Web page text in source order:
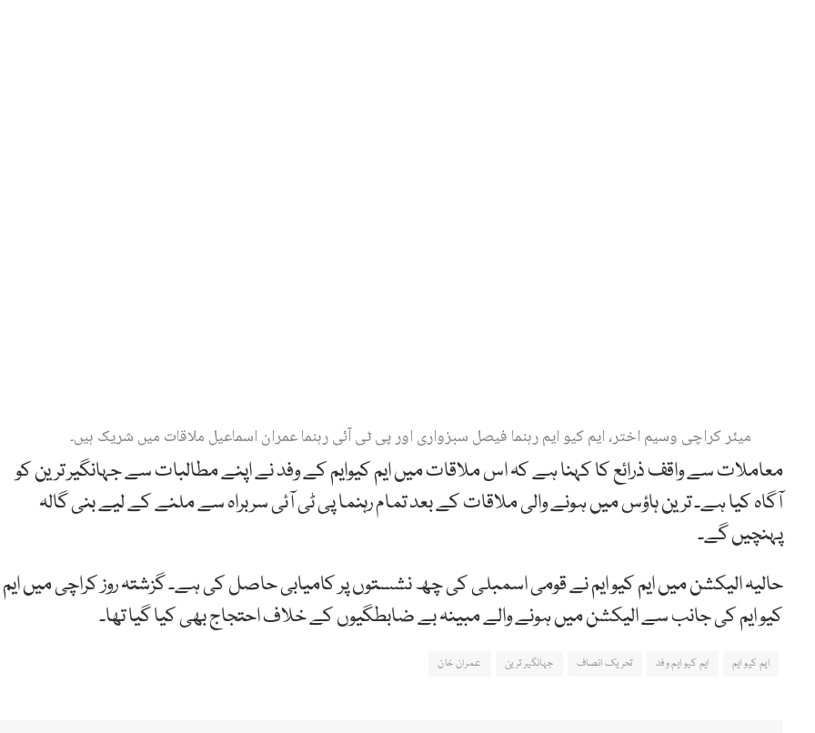
میئر کراچی وسیم اختر، ایم کیو ایم رہنما فیصل سبزواری اور پی ٹی آئی رہنما عمران اسماعیل ملاقات میں شریک ہیں۔
معاملات سے واقف ذرائع کا کہنا ہے کہ اس ملاقات میں ایم کیوایم کے وفد نے اپنے مطالبات سے جہانگیر ترین کو
آگاہ کیا ہے۔ ترین ہاؤس میں ہونے والی ملاقات کے بعد تمام رہنما پی ٹی آئی سربراہ سے ملنے کے لیے بنی گالہ
پہنچیں گے۔
حالیہ الیکشن میں ایم کیو ایم نے قومی اسمبلی کی چھ نشستوں پر کامیابی حاصل کی ہے۔ گزشتہ روز کراچی میں ایم
کیو ایم کی جانب سے الیکشن میں ہونے والے مبینہ بے ضابطگیوں کے خلاف احتجاج بھی کیا گیا تھا۔
ایم کیو ایم ایم کیو ایم وفد تحریک انصاف جہانگیر ترین عمران خان